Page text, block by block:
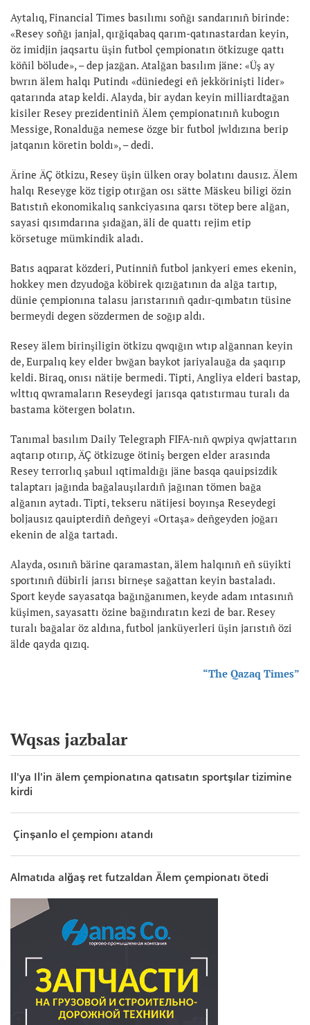
Aytalıq, Financial Times basılımı soñğı sandarınıñ birinde:
«Resey soñğı janjal, qırğiqabaq qarım-qatınastardan keyin,
öz imidjin jaqsartu üşin futbol çempionatın ötkizuge qattı
köñil bölude», – dep jazğan. Atalğan basılım jäne: «Üş ay
bwrın älem halqı Putindı «düniedegi eñ jekkörinişti lider»
qatarında atap keldi. Alayda, bir aydan keyin milliardtağan
kisiler Resey prezidentiniñ Älem çempionatınıñ kubogın
Messige, Ronalduğa nemese özge bir futbol jwldızına berip
jatqanın köretin boldı», – dedi.
Ärine ÄÇ ötkizu, Resey üşin ülken oray bolatını dausız. Älem
halqı Reseyge köz tigip otırğan osı sätte Mäskeu biligi özin
Batıstıñ ekonomikalıq sankciyasına qarsı tötep bere alğan,
sayasi qısımdarına şıdağan, äli de quattı rejim etip
körsetuge mümkindik aladı.
Batıs aqparat közderi, Putinniñ futbol jankyeri emes ekenin,
hokkey men dzyudoğa köbirek qızığatının da alğa tartıp,
dünie çempionına talasu jarıstarınıñ qadır-qımbatın tüsine
bermeydi degen sözdermen de soğıp aldı.
Resey älem birinşiligin ötkizu qwqığın wtıp alğannan keyin
de, Eurpalıq key elder bwğan baykot jariyalauğa da şaqırıp
keldi. Biraq, onısı nätije bermedi. Tipti, Angliya elderi bastap,
wlttıq qwramaların Reseydegi jarısqa qatıstırmau turalı da
bastama kötergen bolatın.
Tanımal basılım Daily Telegraph FIFA-nıñ qwpiya qwjattarın
aqtarıp otırıp, ÄÇ ötkizuge ötiniş bergen elder arasında
Resey terrorlıq şabuıl ıqtimaldığı jäne basqa qauipsizdik
talaptarı jağında bağalauşılardıñ jağınan tömen bağa
alğanın aytadı. Tipti, tekseru nätijesi boyınşa Reseydegi
boljausız qauipterdiñ deñgeyi «Ortaşa» deñgeyden joğarı
ekenin de alğa tartadı.
Alayda, osınıñ bärine qaramastan, älem halqınıñ eñ süyikti
sportınıñ dübirli jarısı birneşe sağattan keyin bastaladı.
Sport keyde sayasatqa bağınğanımen, keyde adam ıntasınıñ
küşimen, sayasattı özine bağındıratın kezi de bar. Resey
turalı bağalar öz aldına, futbol janküyerleri üşin jarıstıñ özi
älde qayda qızıq.
“The Qazaq Times”
Wqsas jazbalar
Il'ya Il'in älem çempionatına qatısatın sportşılar tizimine
kirdi
Çinşanlo el çempionı atandı
Almatıda alğaş ret futzaldan Älem çempionatı ötedi